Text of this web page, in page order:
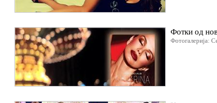
Фотки од
Фотогалерија: